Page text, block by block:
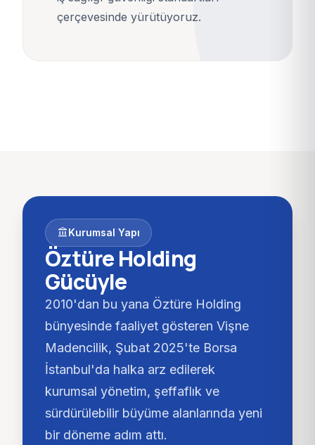
çerçevesinde yürütüyoruz.
account_balanceKurumsal Yapı
Öztüre Holding
Gücüyle
2010'dan bu yana Öztüre Holding
bünyesinde faaliyet gösteren Vişne
Madencilik, Şubat 2025'te Borsa
İstanbul'da halka arz edilerek
kurumsal yönetim, şeffaflık ve
sürdürülebilir büyüme alanlarında yeni
bir döneme adım attı.